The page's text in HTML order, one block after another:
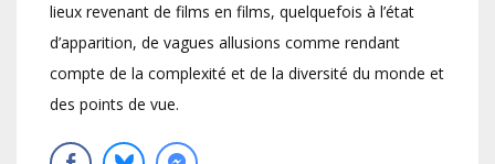
lieux revenant de films en films, quelquefois à l’état
d’apparition, de vagues allusions comme rendant
compte de la complexité et de la diversité du monde et
des points de vue.